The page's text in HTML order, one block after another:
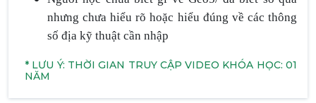
nhưng chưa hiểu rõ hoặc hiểu đúng về các thông
số địa kỹ thuật cần nhập
* LƯU Ý: THỜI GIAN TRUY CẬP VIDEO KHÓA HỌC: 01
NĂM